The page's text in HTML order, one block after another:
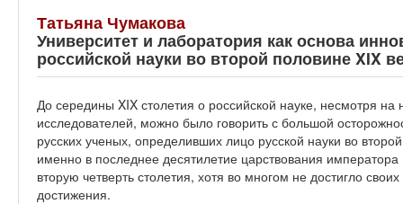
Татьяна Чумакова
Университет и лаборатория как основа
российской науки во второй половине XIX
До середины XIX столетия о российской науке, несмотря на
исследователей, можно было говорить с большой
русских ученых, определивших лицо русской науки во
именно в последнее десятилетие царствования
вторую четверть столетия, хотя во многом не достигло
достижения.